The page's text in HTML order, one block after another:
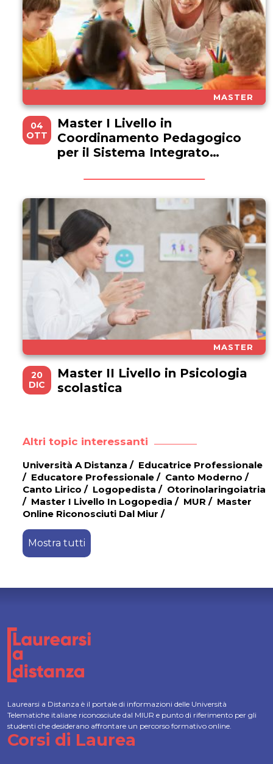
MASTER
04
OTT
Master I Livello in
Coordinamento Pedagogico
per il Sistema Integrato
anni
MASTER
20
DIC
Master II Livello in Psicologia
scolastica
Altri topic interessanti
Università A Distanza / Educatrice Professionale
/ Educatore Professionale / Canto Moderno /
Canto Lirico / Logopedista / Otorinolaringoiatria
/ Master I Livello In Logopedia / MUR / Master
Online Riconosciuti Dal Miur /
Mostra tutti
Laurearsi a Distanza è il portale di informazioni delle Università
Telematiche italiane riconosciute dal MIUR e punto di riferimento per gli
studenti che desiderano affrontare un percorso formativo online.
Corsi di Laurea